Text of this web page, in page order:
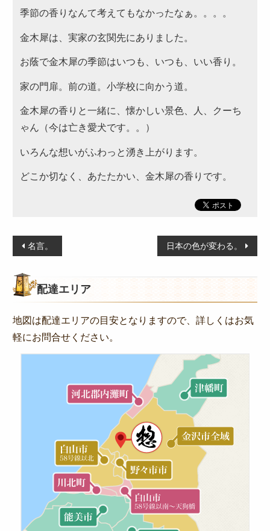
価格帯から選ぶ
～999円
2,000～2,999円
1,000～1,999円
3,000～3,999円
4,000円～4,999円
5,000円～
カテゴリーから選ぶ
ロケ・イベント弁当
オードブル
ドリンク・サイドメニュー
種類から選ぶ
季節のお弁当
惣楽のスタッフblog
季節の香りなんて考えてもなかったなぁ。。。。
金木犀は、実家の玄関先にありました。
お蔭で金木犀の季節はいつも、いつも、いい香り。
家の門扉。前の道。小学校に向かう道。
金木犀の香りと一緒に、懐かしい景色、人、クーち
ゃん（今は亡き愛犬です。。）
いろんな想いがふわっと湧き上がります。
どこか切なく、あたたかい、金木犀の香りです。
投
稿
ナ
ビ
ー
シ
名言。 日本の色が変わる。
配達エリア
地図は配達エリアの目安となりますので、詳しくはお気
軽にお問合せください。